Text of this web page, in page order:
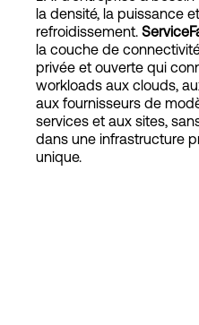
Connexion
la densité, la puissance
refroidissement.
la couche de
privée et ouverte qui
workloads aux clouds,
aux fournisseurs de
services et aux sites,
dans une infrastructure
unique.